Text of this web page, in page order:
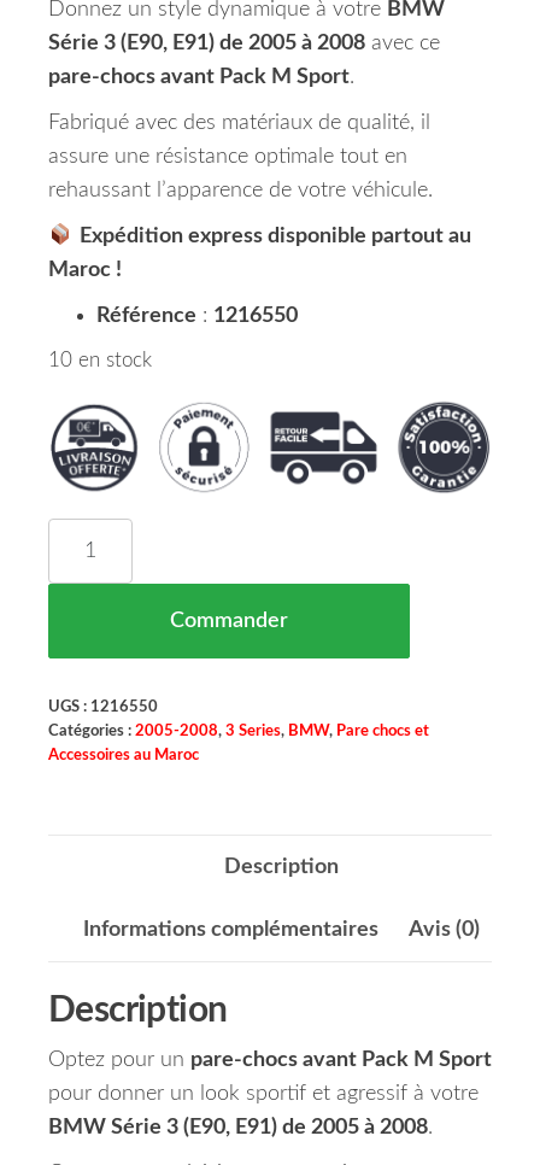
Donnez un style dynamique à votre BMW
Série 3 (E90, E91) de 2005 à 2008 avec ce
pare-chocs avant Pack M Sport.
Fabriqué avec des matériaux de qualité, il
assure une résistance optimale tout en
rehaussant l’apparence de votre véhicule.
Expédition express disponible partout au
Maroc !
Référence : 1216550
10 en stock
Commander
UGS : 1216550
Catégories : 2005-2008, 3 Series, BMW, Pare chocs et
Accessoires au Maroc
Description
Informations complémentaires Avis (0)
Description
Optez pour un pare-chocs avant Pack M Sport
pour donner un look sportif et agressif à votre
BMW Série 3 (E90, E91) de 2005 à 2008.